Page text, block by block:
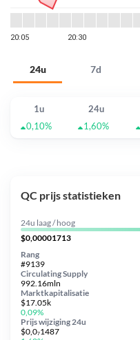
24u 7d
1u 24u
0,10%
1,60%
QC prijs statistieken
24u laag / hoog
$0,00001713
Circulating Supply
992.16mln
Prijs wijziging 24u
$0,0₇1487
Marktkapitalisatie
$17.05k
0,09%
Rang
#9139